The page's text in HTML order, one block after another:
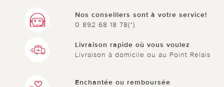
Nos conseillers sont à votre service!
0 892 68 18 78(*)
Livraison rapide où vous voulez
Livraison à domicile ou au Point Relais
Enchantée ou remboursée